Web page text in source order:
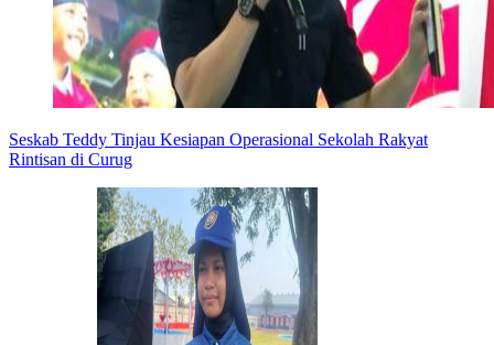
Seskab Teddy Tinjau Kesiapan Operasional Sekolah Rakyat
Rintisan di Curug